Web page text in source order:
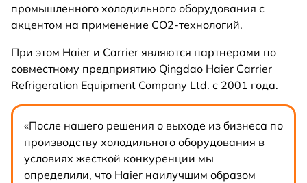
промышленного холодильного оборудования с
акцентом на применение СО2-технологий.
При этом Haier и Carrier являются партнерами по
совместному предприятию Qingdao Haier Carrier
Refrigeration Equipment Company Ltd. с 2001 года.
«После нашего решения о выходе из бизнеса по
производству холодильного оборудования в
условиях жесткой конкуренции мы
определили, что Haier наилучшим образом